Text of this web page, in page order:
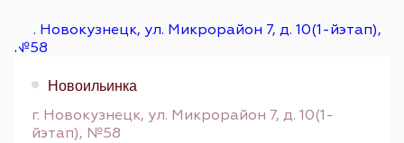
Новоильинка
г. Новокузнецк, ул. Микрорайон 7, д. 10(1-
йэтап), №58